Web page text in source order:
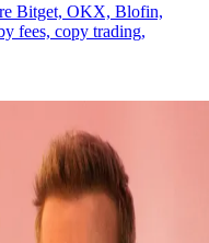
Bitget, OKX, Blofin,
fees, copy trading,